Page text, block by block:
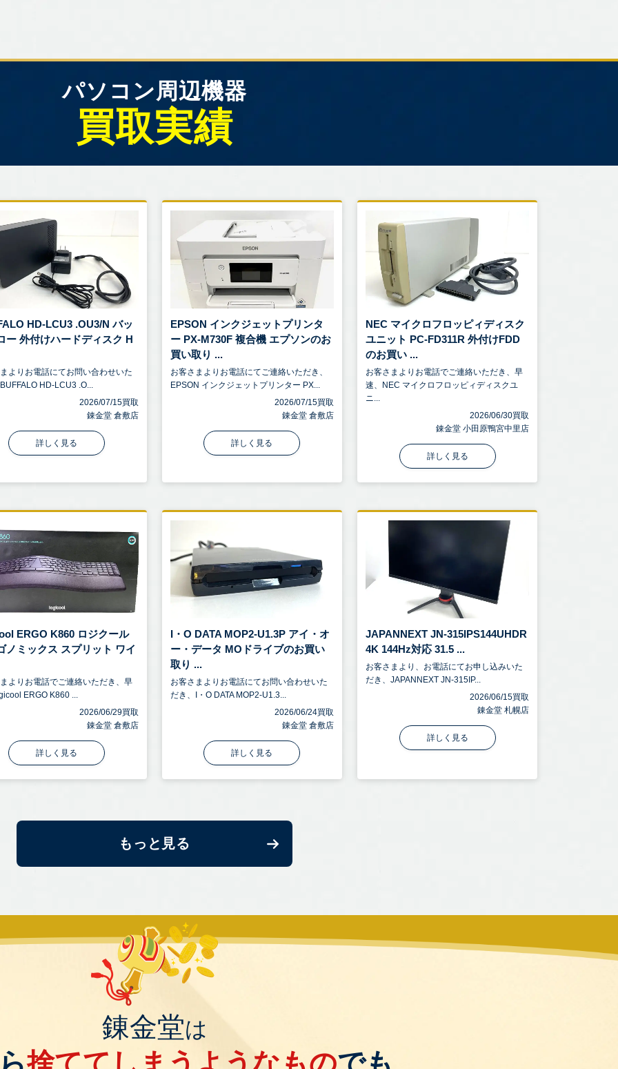
パソコン周辺機器
買取実績
HD-LCU3 .OU3/N バッ
ー 外付けハードディスク H
よりお電話にてお問い合わせいた
HD-LCU3 .O...
2026/07/15買取
錬金堂 倉敷店
詳しく見る
EPSON インクジェットプリンタ
ー PX-M730F 複合機 エプソンのお
買い取り ...
お客さまよりお電話にてご連絡いただき、
EPSON インクジェットプリンター PX...
2026/07/15買取
錬金堂 倉敷店
詳しく見る
NEC マイクロフロッピィディスク
ユニット PC-FD311R 外付けFDD
のお買い ...
お客さまよりお電話でご連絡いただき、早
速、NEC マイクロフロッピィディスクユ
ニ...
2026/06/30買取
錬金堂 小田原鴨宮中里店
詳しく見る
ERGO K860 ロジクール
ノミックス スプリット ワイ
よりお電話でご連絡いただき、早
ERGO K860 ...
2026/06/29買取
錬金堂 倉敷店
詳しく見る
I・O DATA MOP2-U1.3P アイ・オ
ー・データ MOドライブのお買い
取り ...
お客さまよりお電話にてお問い合わせいた
だき、I・O DATA MOP2-U1.3...
2026/06/24買取
錬金堂 倉敷店
詳しく見る
JAPANNEXT JN-315IPS144UHDR
4K 144Hz対応 31.5 ...
お客さまより、お電話にてお申し込みいた
だき、JAPANNEXT JN-315IP...
2026/06/15買取
錬金堂 札幌店
詳しく見る
もっと見る
錬金堂は
捨ててしまうようなものでも